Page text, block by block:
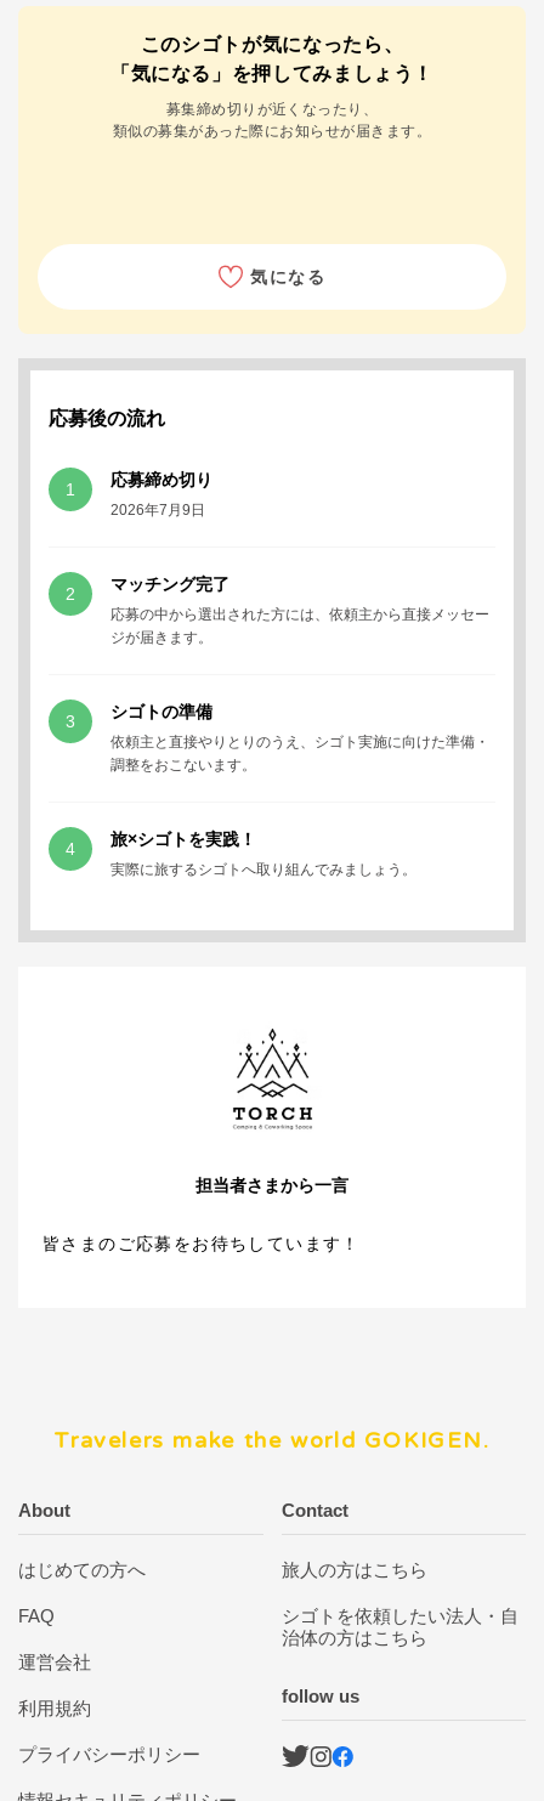
このシゴトが気になったら、
「気になる」を押してみましょう！
募集締め切りが近くなったり、
類似の募集があった際にお知らせが届きます。
気になる
応募後の流れ
1 応募締め切り
2026年7月9日
2 マッチング完了
応募の中から選出された方には、依頼主から直接メッセー
ジが届きます。
3 シゴトの準備
依頼主と直接やりとりのうえ、シゴト実施に向けた準備・
調整をおこないます。
4 旅×シゴトを実践！
実際に旅するシゴトへ取り組んでみましょう。
担当者さまから一言
皆さまのご応募をお待ちしています！
Travelers make the world GOKIGEN.
About
はじめての方へ
FAQ
運営会社
利用規約
プライバシーポリシー
Contact
旅人の方はこちら
シゴトを依頼したい法人・自
治体の方はこちら
follow us